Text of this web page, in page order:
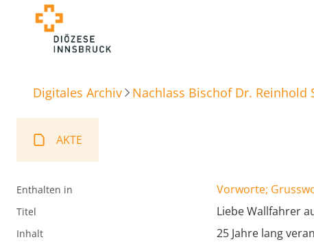
Digitales Archiv Nachlass Bischof Dr. Reinhold
AKTE
Enthalten in Vorworte;
Titel Liebe Wallfahrer
Inhalt 25 Jahre lang